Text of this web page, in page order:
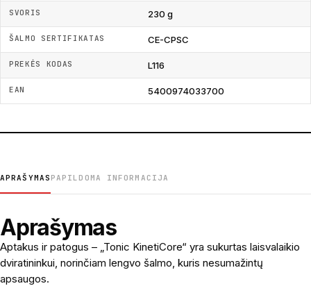
SVORIS 230 g
ŠALMO SERTIFIKATAS CE-CPSC
PREKĖS KODAS L116
EAN 5400974033700
APRAŠYMAS PAPILDOMA INFORMACIJA
Aprašymas
Aptakus ir patogus – „Tonic KinetiCore“ yra sukurtas laisvalaikio
dviratininkui, norinčiam lengvo šalmo, kuris nesumažintų
apsaugos.